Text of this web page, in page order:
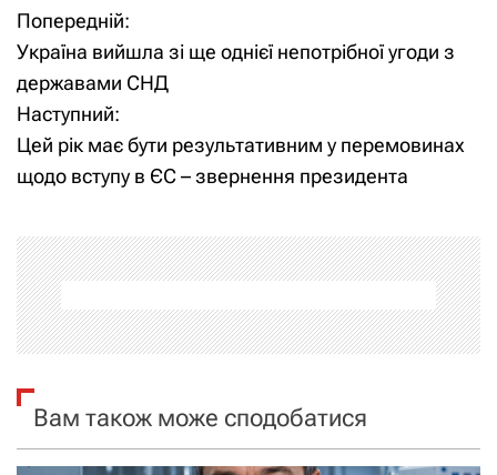
Н
а
в
і
а
ц
і
я
з
Попередній:
Україна вийшла зі ще однієї непотрібної угоди з
державами СНД
Наступний:
Цей рік має бути результативним у перемовинах
щодо вступу в ЄС – звернення президента
Вам також може сподобатися